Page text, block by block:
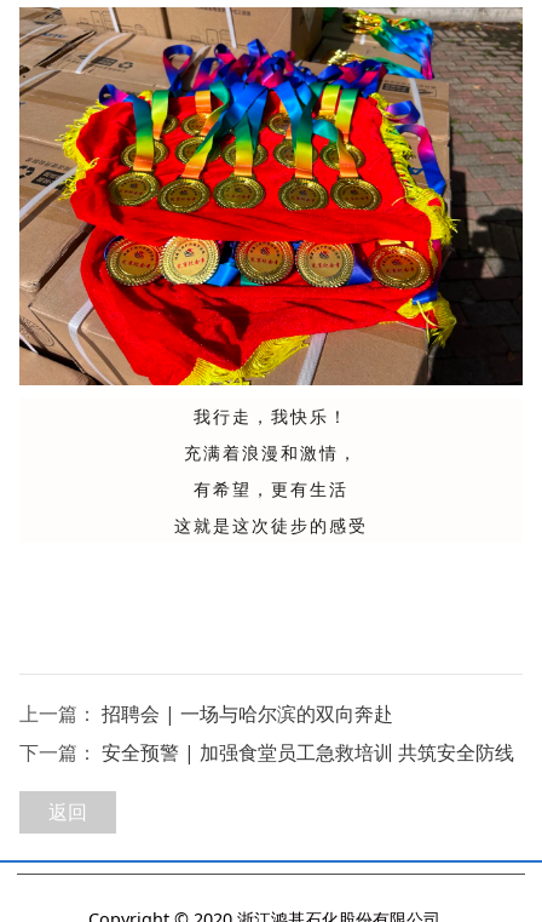
我行走，我快乐！
充满着浪漫和激情，
有希望，更有生活
这就是这次徒步的感受
上一篇： 招聘会 | 一场与哈尔滨的双向奔赴
下一篇： 安全预警 | 加强食堂员工急救培训 共筑安全防线
返回